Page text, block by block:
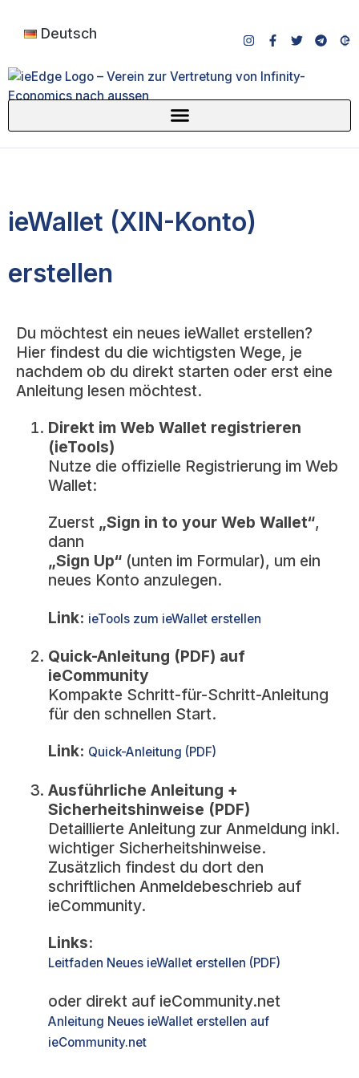
Deutsch
ieWallet (XIN-Konto)
erstellen
Du möchtest ein neues ieWallet erstellen?
Hier findest du die wichtigsten Wege, je
nachdem ob du direkt starten oder erst eine
Anleitung lesen möchtest.
Direkt im Web Wallet registrieren
(ieTools)
Nutze die offizielle Registrierung im Web
Wallet:
Zuerst „Sign in to your Web Wallet“,
dann
„Sign Up“ (unten im Formular), um ein
neues Konto anzulegen.
Link: ieTools zum ieWallet erstellen
Quick-Anleitung (PDF) auf
ieCommunity
Kompakte Schritt-für-Schritt-Anleitung
für den schnellen Start.
Link: Quick-Anleitung (PDF)
Ausführliche Anleitung +
Sicherheitshinweise (PDF)
Detaillierte Anleitung zur Anmeldung inkl.
wichtiger Sicherheitshinweise.
Zusätzlich findest du dort den
schriftlichen Anmeldebeschrieb auf
ieCommunity.
Links:
Leitfaden Neues ieWallet erstellen (PDF)
oder direkt auf ieCommunity.net
Anleitung Neues ieWallet erstellen auf
ieCommunity.net